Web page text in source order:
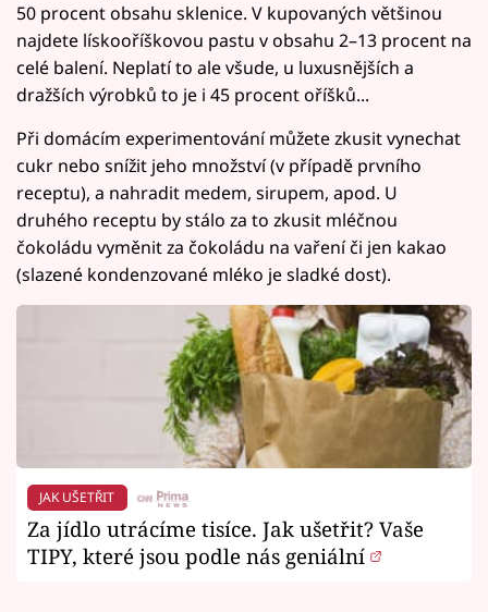
50 procent obsahu sklenice. V kupovaných většinou
najdete lískooříškovou pastu v obsahu 2–13 procent na
celé balení. Neplatí to ale všude, u luxusnějších a
dražších výrobků to je i 45 procent oříšků...
Při domácím experimentování můžete zkusit vynechat
cukr nebo snížit jeho množství (v případě prvního
receptu), a nahradit medem, sirupem, apod. U
druhého receptu by stálo za to zkusit mléčnou
čokoládu vyměnit za čokoládu na vaření či jen kakao
(slazené kondenzované mléko je sladké dost).
JAK UŠETŘIT
Za jídlo utrácíme tisíce. Jak ušetřit? Vaše
TIPY, které jsou podle nás geniální